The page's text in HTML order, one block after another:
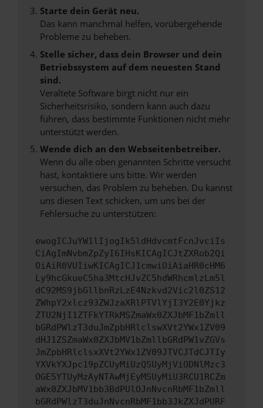
Starte dein Gerät neu.
Das kann manchmal helfen, vorübergehende
Probleme zu beheben.
Stelle sicher, dass dein Browser und dein
Betriebssystem auf dem neuesten Stand
sind.
Veraltete Software birgt nicht nur ein
Sicherheitsrisiko, sondern kann auch dazu
führen, dass bestimmte Funktionen nicht mehr
unterstützt werden.
Wende dich an den Webseitenbetreiber.
Wenn du alle oben genannten Schritte versucht
hast, kontaktiere uns bitte. Wir werden
versuchen, das Problem zu beheben. Du kannst
uns diesen Text schicken, um uns bei der
Fehlersuche zu unterstützen:
ewogICJuYW1lIjogIk5ldHdvcmtFcnJvciIs
CiAgImNvbmZpZyI6IHsKICAgICJtZXRob2Qi
OiAiR0VUIiwKICAgICJ1cmwiOiAiaHR0cHM6
Ly9hcGkueC5ha3MtcHJvZC5hdWRhcmlzLm5l
dC92MS9jbGllbnRzLzE4Nzkvd2Vic2l0ZS12
ZWhpY2xlcz93ZWJzaXRlPTVlYjI3Y2E0Yjkz
ZTU2NjI1ZTFkYTRkMSZmaWx0ZXJbMF1bZmll
bGRdPWlzT3duJmZpbHRlclswXVt2YWx1ZV09
dHJ1ZSZmaWx0ZXJbMV1bZmllbGRdPW1vZGVs
JmZpbHRlclsxXVt2YWx1ZV09JTVCJTdCJTIy
YXVkYXJpc19pZCUyMiUzQSUyMjViODNlMzc3
OGE5YTUyMzAyNTAwMjEyMSUyMiU3RCU1RCZm
aWx0ZXJbMV1bb3BdPUlOJnNvcnRbMF1bZmll
bGRdPWlzT3duJnNvcnRbMF1bb3JkZXJdPURF